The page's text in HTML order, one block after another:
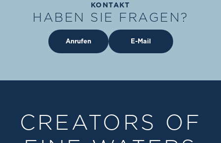
KONTAKT
HABEN SIE FRAGEN?
Anrufen E-Mail
CREATORS OF